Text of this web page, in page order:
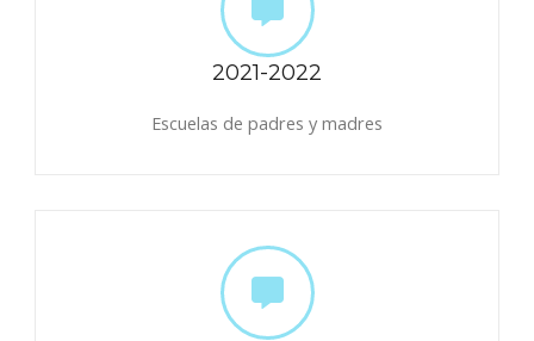
2021-2022
Escuelas de padres y madres